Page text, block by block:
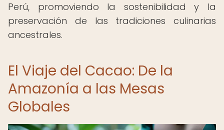
Perú, promoviendo la sostenibilidad y la
preservación de las tradiciones culinarias
ancestrales.
El Viaje del Cacao: De la
Amazonía a las Mesas
Globales